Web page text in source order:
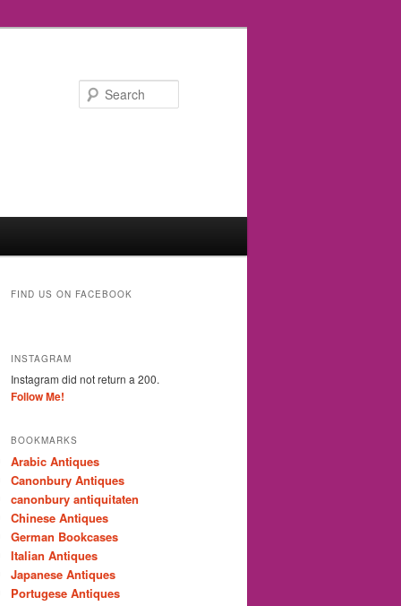
FIND US ON FACEBOOK
INSTAGRAM
Instagram did not return a 200.
Follow Me!
BOOKMARKS
Arabic Antiques
Canonbury Antiques
canonbury antiquitaten
Chinese Antiques
German Bookcases
Italian Antiques
Japanese Antiques
Portugese Antiques